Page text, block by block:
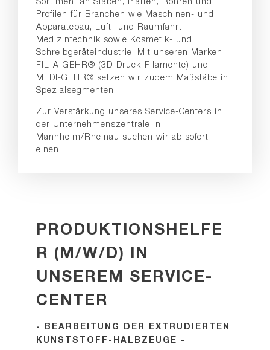
Profilen für Branchen wie Maschinen- und
Apparatebau, Luft- und Raumfahrt,
Medizintechnik sowie Kosmetik- und
Schreibgeräteindustrie. Mit unseren Marken
FIL-A-GEHR® (3D-Druck-Filamente) und
MEDI-GEHR® setzen wir zudem Maßstäbe in
Spezialsegmenten.
Zur Verstärkung unseres Service-Centers in
der Unternehmenszentrale in
Mannheim/Rheinau suchen wir ab sofort
einen:
PRODUKTIONSHELFE
R (M/W/D) IN
UNSEREM SERVICE-
CENTER
- BEARBEITUNG DER EXTRUDIERTEN
KUNSTSTOFF-HALBZEUGE -